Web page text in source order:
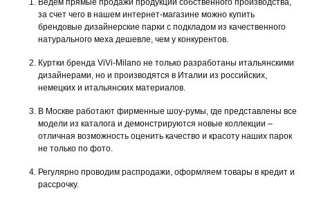
Ведем прямые продажи продукции собственного производства,
за счет чего в нашем интернет-магазине можно купить
брендовые дизайнерские парки с подкладом из качественного
натурального меха дешевле, чем у конкурентов.
Куртки бренда ViVi-Milano не только разработаны итальянскими
дизайнерами, но и производятся в Италии из российских,
немецких и итальянских материалов.
В Москве работают фирменные шоу-румы, где представлены все
модели из каталога и демонстрируются новые коллекции –
отличная возможность оценить качество и красоту наших парок
не только по фото.
Регулярно проводим распродажи, оформляем товары в кредит и
рассрочку.